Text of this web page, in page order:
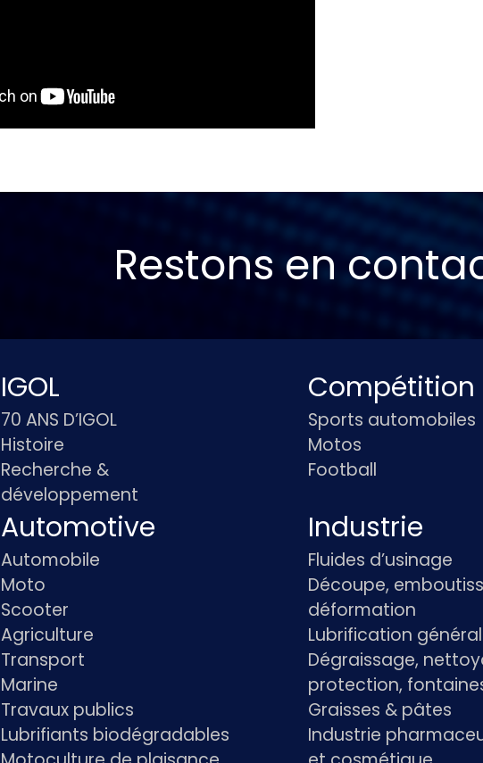
Restons en
IGOL
70 ANS D’IGOL
Histoire
Recherche &
développement
Compétition
Sports automobiles
Motos
Football
Automotive
Automobile
Moto
Scooter
Agriculture
Transport
Marine
Travaux publics
Lubrifiants biodégradables
Industrie
Fluides d’usinage
Découpe,
déformation
Lubrification
Dégraissage,
protection,
Graisses & pâtes
Industrie